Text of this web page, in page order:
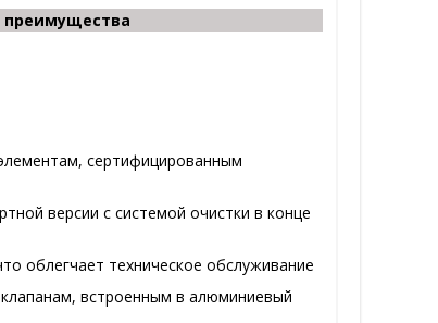
преимущеcтва
сертифицированным
версии с системой очистки в конце
облегчает техническое обслуживание
встроенным в алюминиевый